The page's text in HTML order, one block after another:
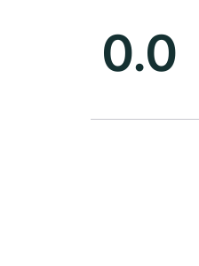
0.0